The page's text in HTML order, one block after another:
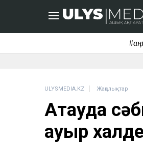
ULYSMEDIA.KZ Жаңалықтар
Ақтауда
ауыр